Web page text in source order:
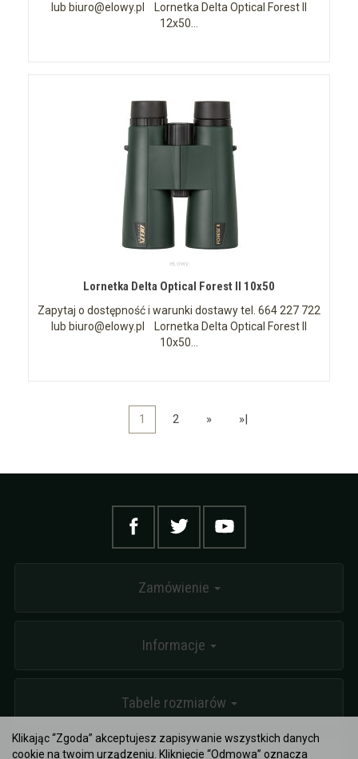
lub biuro@elowy.pl Lornetka Delta Optical Forest II
12x50...
Lornetka Delta Optical Forest II 10x50
Zapytaj o dostępność i warunki dostawy tel. 664 227 722
lub biuro@elowy.pl Lornetka Delta Optical Forest II
10x50...
1 2 » »|
Zamówienie
Informacje
Tabele rozmiarów
Klikając “Zgoda” akceptujesz zapisywanie wszystkich danych
cookie na twoim urządzeniu. Kliknięcie “Odmowa” oznacza